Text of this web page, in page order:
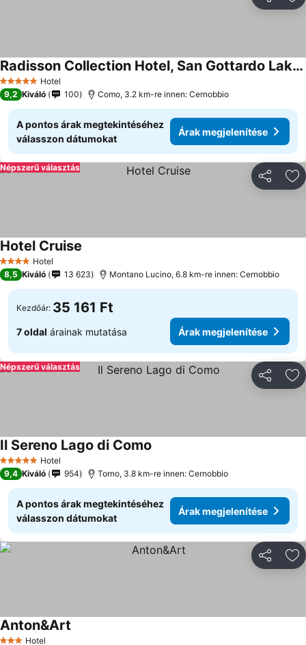
5 KategóriaHotel
Radisson Collection Hotel, San Gottardo Lake Como
9,2 Kiváló 100 Como, 3.2 km-re innen: Cernobbio
A pontos árak megtekintéséhez
válasszon dátumokat
Árak megjelenítése
Népszerű választás
4 KategóriaHotel
Hotel Cruise
8,5 Kiváló 13 623 Montano Lucino, 6.8 km-re innen: Cernobbio
Kezdőár: 35 161 Ft
7 oldal árainak mutatása Árak megjelenítése
Népszerű választás
5 KategóriaHotel
Il Sereno Lago di Como
9,4 Kiváló 954 Torno, 3.8 km-re innen: Cernobbio
A pontos árak megtekintéséhez
válasszon dátumokat
Árak megjelenítése
Hotel
Anton&Art